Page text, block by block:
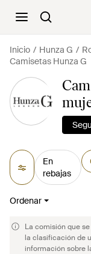
Inicio Hunza G
Camisetas Hunza G
En
rebajas
Ordenar
La comisión que
la clasificación de
información sobre